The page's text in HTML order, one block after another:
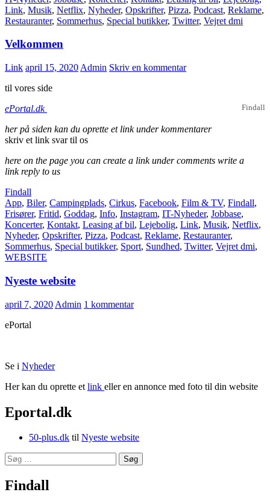
Link, Musik, Netflix, Nyheder, Opskrifter, Pizza, Podcast, Reklame,
Restauranter, Sommerhus, Special butikker, Twitter, Vejret dmi
Velkommen
Link april 15, 2020 Admin Skriv en kommentar
Findall
til vores side
ePortal.dk
her på siden kan du oprette et link under kommentarer
skriv et link svar til os
here on the page you can create a link under comments write a
link reply to us
Findall
App, Biler, Campingplads, Cirkus, Facebook, Film & TV, Findall,
Frisører, Fritid, Goddag, Info, Instagram, IT-Nyheder, Jobbase,
Koncerter, Kontakt, Leasing af bil, Lejebolig, Link, Musik, Netflix,
Nyheder, Opskrifter, Pizza, Podcast, Reklame, Restauranter,
Sommerhus, Special butikker, Sport, Sundhed, Twitter, Vejret dmi,
WEBSITE
Nyeste website
april 7, 2020 Admin 1 kommentar
ePortal
Se i Nyheder
Her kan du oprette et link eller en annonce med foto til din website
Eportal.dk
50-plus.dk til Nyeste website
Søg
efter:
Findall